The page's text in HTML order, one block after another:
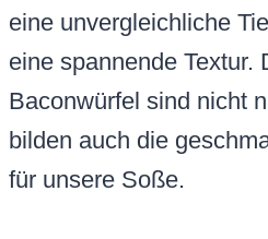
eine unvergleichliche
eine spannende Textur.
Baconwürfel sind nicht
bilden auch die
für unsere Soße.